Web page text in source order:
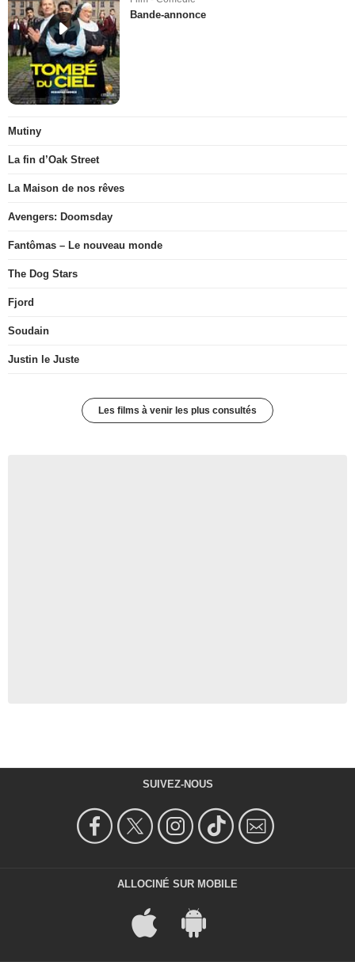
Bande-annonce
Mutiny
La fin d’Oak Street
La Maison de nos rêves
Avengers: Doomsday
Fantômas – Le nouveau monde
The Dog Stars
Fjord
Soudain
Justin le Juste
Les films à venir les plus consultés
SUIVEZ-NOUS
ALLOCINÉ SUR MOBILE